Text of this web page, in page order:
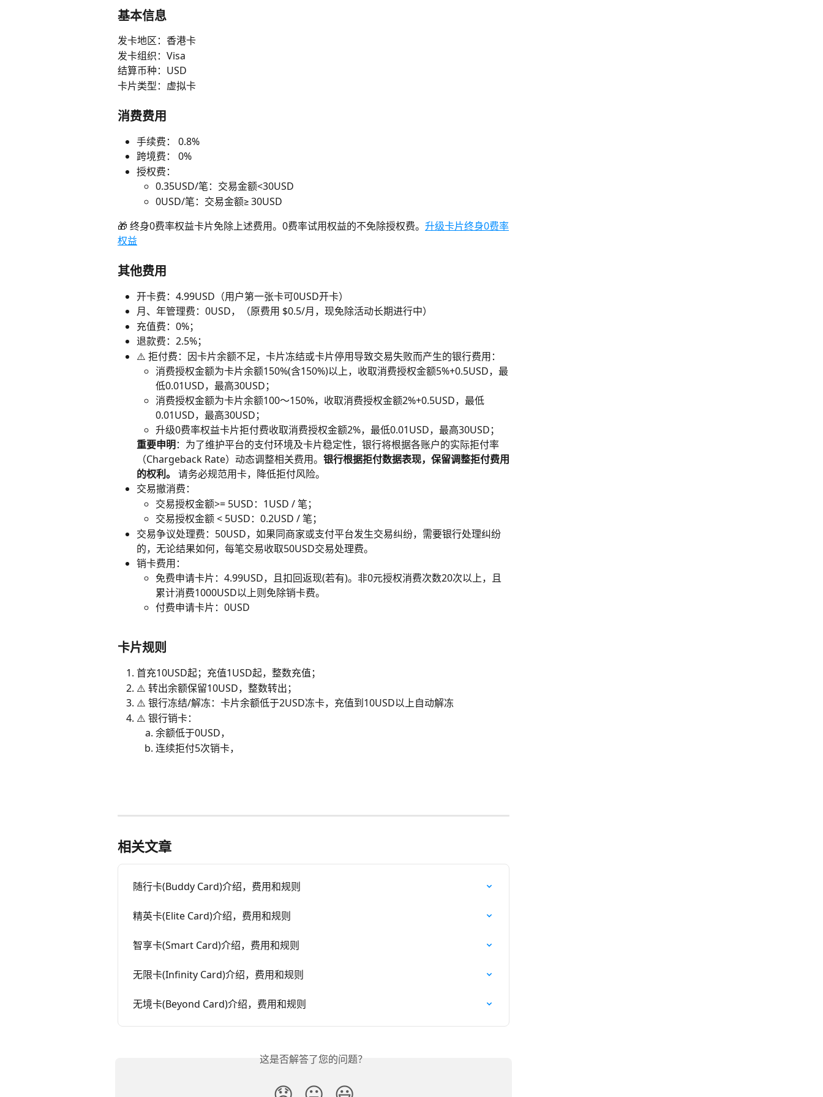
基本信息
发卡地区：香港卡
发卡组织：Visa
结算币种：USD
卡片类型：虚拟卡
消费费用
手续费： 0.8%
跨境费： 0%
授权费：
0.35USD/笔：交易金额<30USD
0USD/笔：交易金额≥ 30USD
🎁 终身0费率权益卡片免除上述费用。0费率试用权益的不免除授权费。 升级卡片终身0费率
权益
其他费用
开卡费：4.99USD（用户第一张卡可0USD开卡）
月、年管理费：0USD，（原费用 $0.5/月，现免除活动长期进行中）
充值费：0%；
退款费：2.5%；
⚠️ 拒付费：因卡片余额不足，卡片冻结或卡片停用导致交易失败而产生的银行费用：
消费授权金额为卡片余额150%(含150%)以上，收取消费授权金额5%+0.5USD，最
低0.01USD，最高30USD；
消费授权金额为卡片余额100～150%，收取消费授权金额2%+0.5USD，最低
0.01USD，最高30USD；
升级0费率权益卡片拒付费收取消费授权金额2%，最低0.01USD，最高30USD；
重要申明：为了维护平台的支付环境及卡片稳定性，银行将根据各账户的实际拒付率
（Chargeback Rate）动态调整相关费用。 银行根据拒付数据表现，保留调整拒付费用
的权利。 请务必规范用卡，降低拒付风险。
交易撤消费：
交易授权金额>= 5USD：1USD / 笔；
交易授权金额 < 5USD：0.2USD / 笔；
交易争议处理费：50USD，如果同商家或支付平台发生交易纠纷，需要银行处理纠纷
的，无论结果如何，每笔交易收取50USD交易处理费。
销卡费用：
免费申请卡片：4.99USD，且扣回返现(若有)。非0元授权消费次数20次以上，且
累计消费1000USD以上则免除销卡费。
付费申请卡片：0USD
卡片规则
首充10USD起；充值1USD起，整数充值；
⚠️ 转出余额保留10USD，整数转出；
⚠️ 银行冻结/解冻：卡片余额低于2USD冻卡，充值到10USD以上自动解冻
⚠️ 银行销卡：
余额低于0USD，
连续拒付5次销卡，
相关文章
随行卡(Buddy Card)介绍，费用和规则
精英卡(Elite Card)介绍，费用和规则
智享卡(Smart Card)介绍，费用和规则
无限卡(Infinity Card)介绍，费用和规则
无境卡(Beyond Card)介绍，费用和规则
这是否解答了您的问题？